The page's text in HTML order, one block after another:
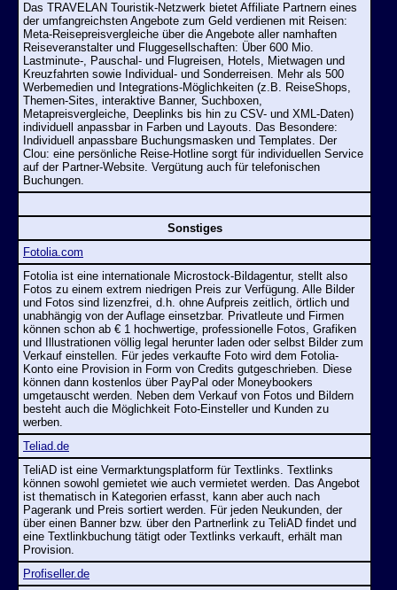
Das TRAVELAN Touristik-Netzwerk bietet Affiliate Partnern eines
der umfangreichsten Angebote zum Geld verdienen mit Reisen:
Meta-Reisepreisvergleiche über die Angebote aller namhaften
Reiseveranstalter und Fluggesellschaften: Über 600 Mio.
Lastminute-, Pauschal- und Flugreisen, Hotels, Mietwagen und
Kreuzfahrten sowie Individual- und Sonderreisen. Mehr als 500
Werbemedien und Integrations-Möglichkeiten (z.B. ReiseShops,
Themen-Sites, interaktive Banner, Suchboxen,
Metapreisvergleiche, Deeplinks bis hin zu CSV- und XML-Daten)
individuell anpassbar in Farben und Layouts. Das Besondere:
Individuell anpassbare Buchungsmasken und Templates. Der
Clou: eine persönliche Reise-Hotline sorgt für individuellen Service
auf der Partner-Website. Vergütung auch für telefonischen
Buchungen.
Sonstiges
Fotolia.com
Fotolia ist eine internationale Microstock-Bildagentur, stellt also
Fotos zu einem extrem niedrigen Preis zur Verfügung. Alle Bilder
und Fotos sind lizenzfrei, d.h. ohne Aufpreis zeitlich, örtlich und
unabhängig von der Auflage einsetzbar. Privatleute und Firmen
können schon ab € 1 hochwertige, professionelle Fotos, Grafiken
und Illustrationen völlig legal herunter laden oder selbst Bilder zum
Verkauf einstellen. Für jedes verkaufte Foto wird dem Fotolia-
Konto eine Provision in Form von Credits gutgeschrieben. Diese
können dann kostenlos über PayPal oder Moneybookers
umgetauscht werden. Neben dem Verkauf von Fotos und Bildern
besteht auch die Möglichkeit Foto-Einsteller und Kunden zu
werben.
Teliad.de
TeliAD ist eine Vermarktungsplatform für Textlinks. Textlinks
können sowohl gemietet wie auch vermietet werden. Das Angebot
ist thematisch in Kategorien erfasst, kann aber auch nach
Pagerank und Preis sortiert werden. Für jeden Neukunden, der
über einen Banner bzw. über den Partnerlink zu TeliAD findet und
eine Textlinkbuchung tätigt oder Textlinks verkauft, erhält man
Provision.
Profiseller.de